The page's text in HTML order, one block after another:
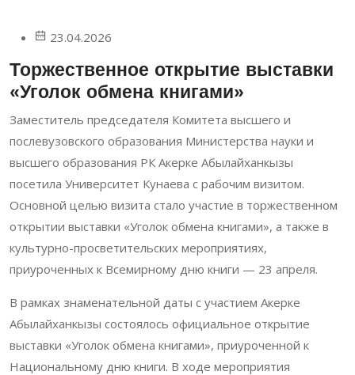
23.04.2026
Торжественное открытие выставки
«Уголок обмена книгами»
Заместитель председателя Комитета высшего и
послевузовского образования Министерства науки и
высшего образования РК Акерке Абылайханкызы
посетила Университет Кунаева с рабочим визитом.
Основной целью визита стало участие в торжественном
открытии выставки «Уголок обмена книгами», а также в
культурно-просветительских мероприятиях,
приуроченных к Всемирному дню книги — 23 апреля.
В рамках знаменательной даты с участием Акерке
Абылайханкызы состоялось официальное открытие
выставки «Уголок обмена книгами», приуроченной к
Национальному дню книги. В ходе мероприятия